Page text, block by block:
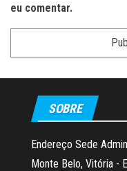
eu comentar.
SOBRE
Endereço Sede
Monte Belo, Vitória -